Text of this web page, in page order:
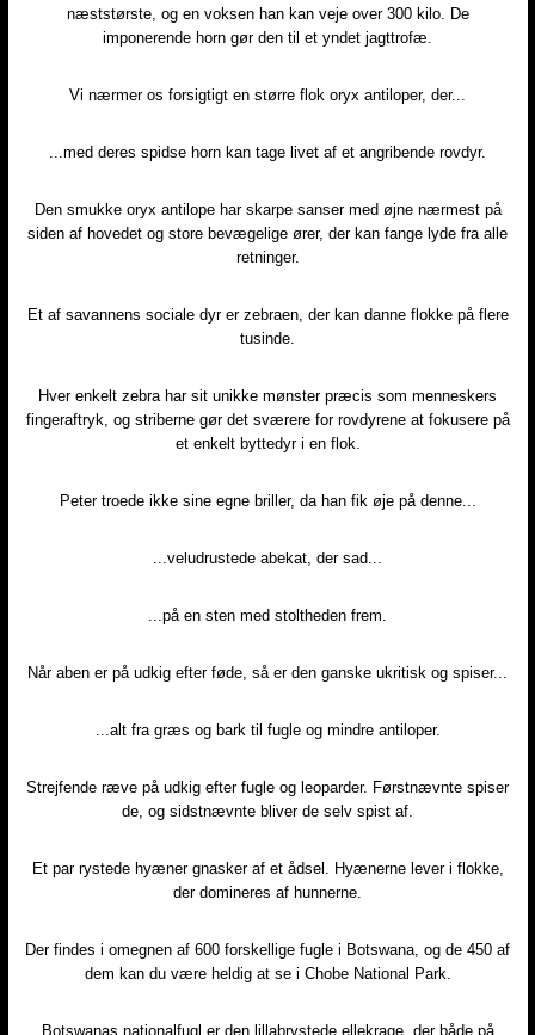
næststørste, og en voksen han kan veje over 300 kilo. De
imponerende horn gør den til et yndet jagttrofæ.
Vi nærmer os forsigtigt en større flok oryx antiloper, der...
...med deres spidse horn kan tage livet af et angribende rovdyr.
Den smukke oryx antilope har skarpe sanser med øjne nærmest på
siden af hovedet og store bevægelige ører, der kan fange lyde fra alle
retninger.
Et af savannens sociale dyr er zebraen, der kan danne flokke på flere
tusinde.
Hver enkelt zebra har sit unikke mønster præcis som menneskers
fingeraftryk, og striberne gør det sværere for rovdyrene at fokusere på
et enkelt byttedyr i en flok.
Peter troede ikke sine egne briller, da han fik øje på denne...
...veludrustede abekat, der sad...
...på en sten med stoltheden frem.
Når aben er på udkig efter føde, så er den ganske ukritisk og spiser...
...alt fra græs og bark til fugle og mindre antiloper.
Strejfende ræve på udkig efter fugle og leoparder. Førstnævnte spiser
de, og sidstnævnte bliver de selv spist af.
Et par rystede hyæner gnasker af et ådsel. Hyænerne lever i flokke,
der domineres af hunnerne.
Der findes i omegnen af 600 forskellige fugle i Botswana, og de 450 af
dem kan du være heldig at se i Chobe National Park.
Botswanas nationalfugl er den lillabrystede ellekrage, der både på